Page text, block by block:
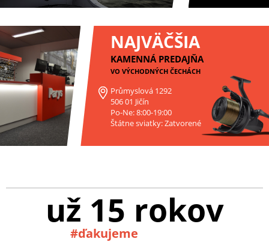
NAJVÄČŠIA
KAMENNÁ PREDAJŇA
VO VÝCHODNÝCH ČECHÁCH
Průmyslová 1292
506 01 Jičín
Po-Ne: 8:00-19:00
Štátne sviatky: Zatvorené
už 15 rokov
#ďakujeme